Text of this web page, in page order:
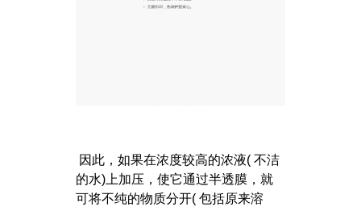
因此，如果在浓度较高的浓液( 不洁
的水)上加压，使它通过半透膜，就
可将不纯的物质分开( 包括原来溶